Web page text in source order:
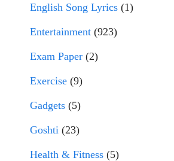
English Song Lyrics (1)
Entertainment (923)
Exam Paper (2)
Exercise (9)
Gadgets (5)
Goshti (23)
Health & Fitness (5)